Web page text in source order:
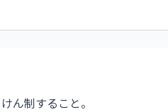
ん制すること。